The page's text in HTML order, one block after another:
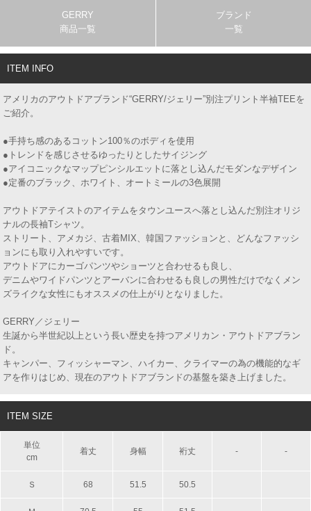
GERRY
商品一覧
ブランド
一覧
ITEM INFO
アメリカのアウトドアブランド“GERRY/ジェリー”別注プリント半袖TEEを
ご紹介。
●手持ち感のあるコットン100％のボディを使用
●トレンドを感じさせるゆったりとしたサイジング
●アイコニックなマップピンシルエットに落とし込んだモダンなデザイン
●定番のブラック、ホワイト、オートミールの3色展開
アウトドアテイストのアイテムをタウンユースへ落とし込んだ別注オリジ
ナルの長袖Tシャツ。
ストリート、アメカジ、古着MIX、韓国ファッションと、どんなファッシ
ョンにも取り入れやすいです。
アウトドアにカーゴパンツやショーツと合わせるも良し、
デニムやワイドパンツとアーバンに合わせるも良しの男性だけでなくメン
ズライクな女性にもオススメの仕上がりとなりました。
GERRY／ジェリー
生誕から半世紀以上という長い歴史を持つアメリカン・アウトドアブラン
ド。
キャンパー、フィッシャーマン、ハイカー、クライマーの為の機能的なギ
アを作りはじめ、現在のアウトドアブランドの基盤を築き上げました。
ITEM SIZE
単位
cm
着丈 身幅 裄丈 - -
Ｓ 68 51.5 50.5